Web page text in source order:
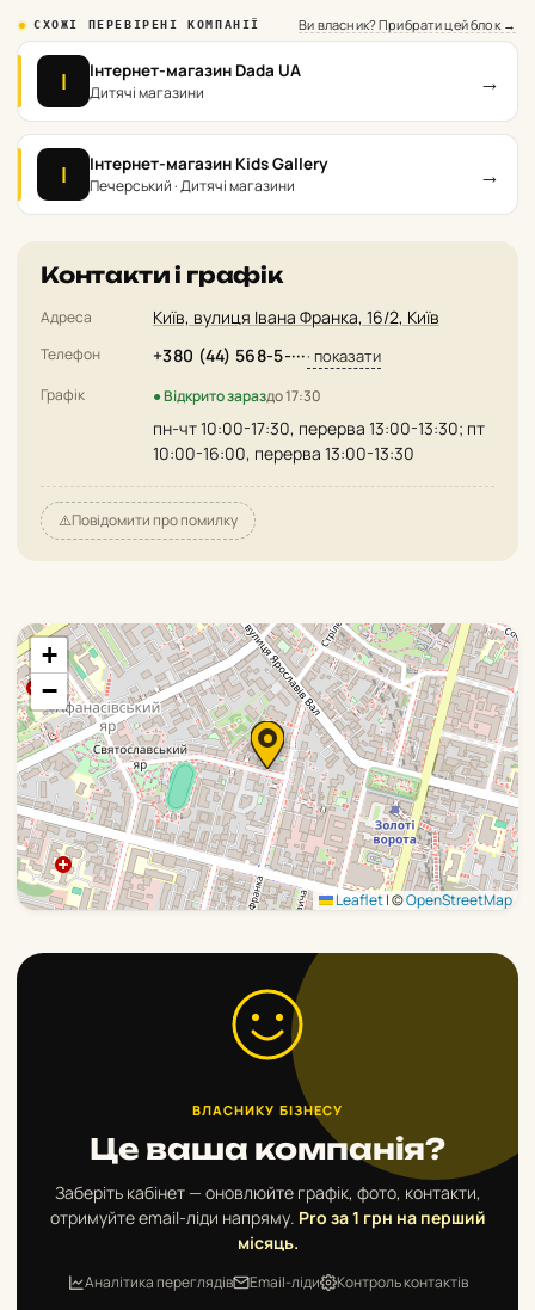
СХОЖІ ПЕРЕВІРЕНІ КОМПАНІЇ Ви власник? Прибрати цей блок →
І Інтернет-магазин Dada UA
Дитячі магазини →
І Інтернет-магазин Kids Gallery
Печерський · Дитячі магазини →
Контакти і графік
Адреса Київ, вулиця Івана Франка, 16/2, Київ
Телефон +380 (44) 568-5-···· показати
Графік ● Відкрито зараздо 17:30
пн-чт 10:00-17:30, перерва 13:00-13:30; пт
10:00-16:00, перерва 13:00-13:30
⚠️Повідомити про помилку
+
−
Leaflet|©OpenStreetMap
ВЛАСНИКУ БІЗНЕСУ
Це ваша компанія?
Заберіть кабінет — оновлюйте графік, фото, контакти,
отримуйте email-ліди напряму. Pro за 1 грн на перший
місяць.
Аналітика переглядів Email-ліди Контроль контактів